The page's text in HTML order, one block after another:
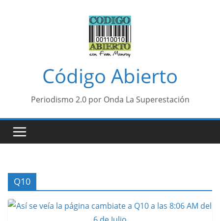
Código Abierto
Periodismo 2.0 por Onda La Superestación
Q10